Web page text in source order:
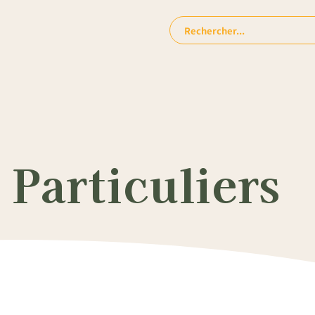
Rechercher:
Particuliers